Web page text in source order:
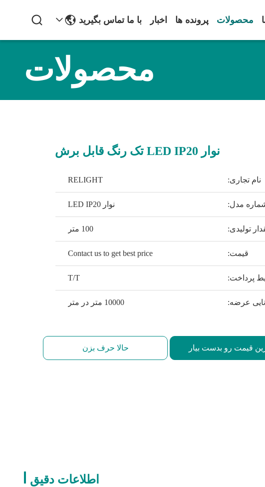
محصولات پرونده ها اخبار با ما تماس بگیرید
محصولات
نوار LED IP20 تک رنگ قابل برش
نام تجاری: RELIGHT
مدل: نوار LED IP20
تولیدی: 100 متر
قیمت: Contact us to get best price
پرداخت: T/T
عرضه: 10000 متر در متر
قیمت رو بدست بیار حالا حرف بزن
اطلاعات دقیق